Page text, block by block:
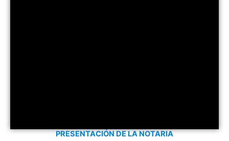
PRESENTACIÓN DE LA NOTARIA